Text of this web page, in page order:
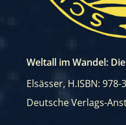
Weltall im Wandel:
Elsässer, H.ISBN: 978-
Deutsche Verlags-